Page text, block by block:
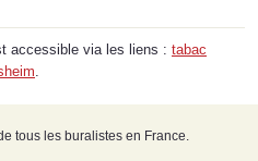
accessible via les liens : tabac
.
tous les buralistes en France.